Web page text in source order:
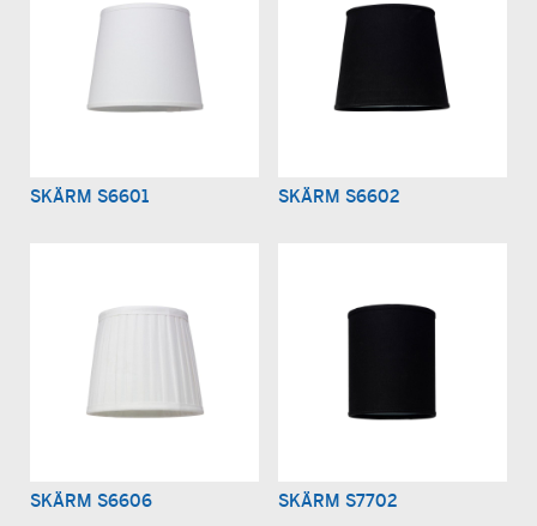
SKÄRM S6601 SKÄRM S6602
SKÄRM S6606 SKÄRM S7702